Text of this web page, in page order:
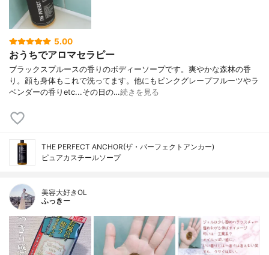
5.00
おうちでアロマセラピー
ブラックスプルースの香りのボディーソープです。爽やかな森林の香
り。顔も身体もこれで洗ってます。他にもピンクグレープフルーツやラ
ベンダーの香りetc...その日の…続きを見る
THE PERFECT ANCHOR(ザ・パーフェクトアンカー)
ピュアカスチールソープ
美容大好きOL
ふっきー